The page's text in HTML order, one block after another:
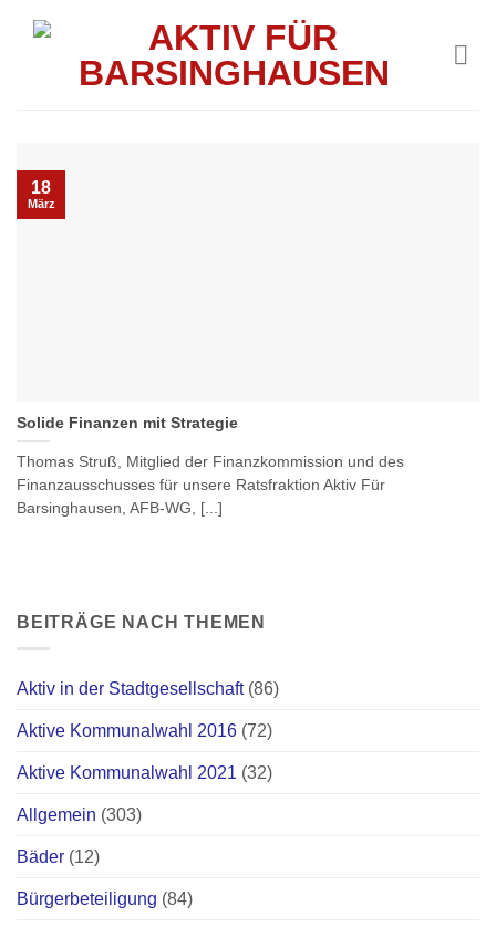
Solide Finanzen mit Strategie
Thomas Struß, Mitglied der Finanzkommission und des
Finanzausschusses für unsere Ratsfraktion Aktiv Für
Barsinghausen, AFB-WG, [...]
18
März
BEITRÄGE NACH THEMEN
Aktiv in der Stadtgesellschaft(86)
Aktive Kommunalwahl 2016 (72)
Aktive Kommunalwahl 2021 (32)
Allgemein (303)
Bäder (12)
Bürgerbeteiligung (84)